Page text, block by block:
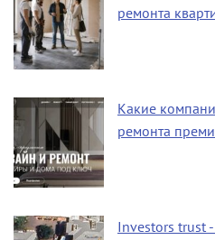
ремонта
Какие
ремонта
Investors trust